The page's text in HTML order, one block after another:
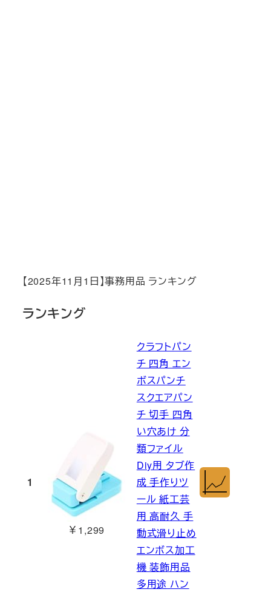
【2025年11月1日】事務用品 ランキング
ランキング
1
￥1,299
クラフトパン
チ 四角 エン
ボスパンチ
スクエアパン
チ 切手 四角
い穴あけ 分
類ファイル
Diy用 タブ作
成 手作りツ
ール 紙工芸
用 高耐久 手
動式滑り止め
エンボス加工
機 装飾用品
多用途 ハン